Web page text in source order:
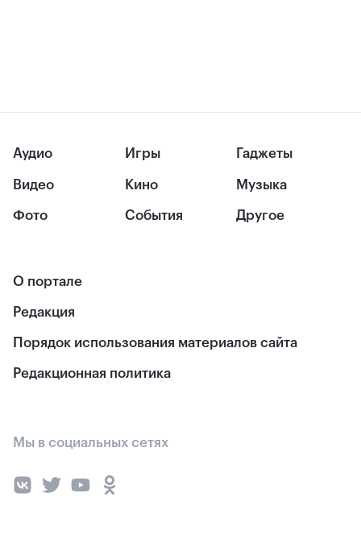
Аудио
Видео
Фото
Игры
Кино
События
Гаджеты
Музыка
Другое
О портале
Редакция
Порядок использования материалов сайта
Редакционная политика
Мы в социальных сетях